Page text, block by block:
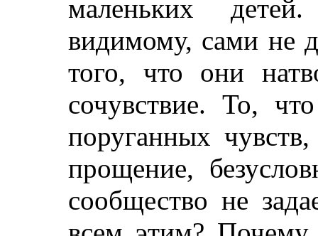
маленьких
видимому, сами не
того, что они
сочувствие. То,
поруганных
прощение,
сообщество не